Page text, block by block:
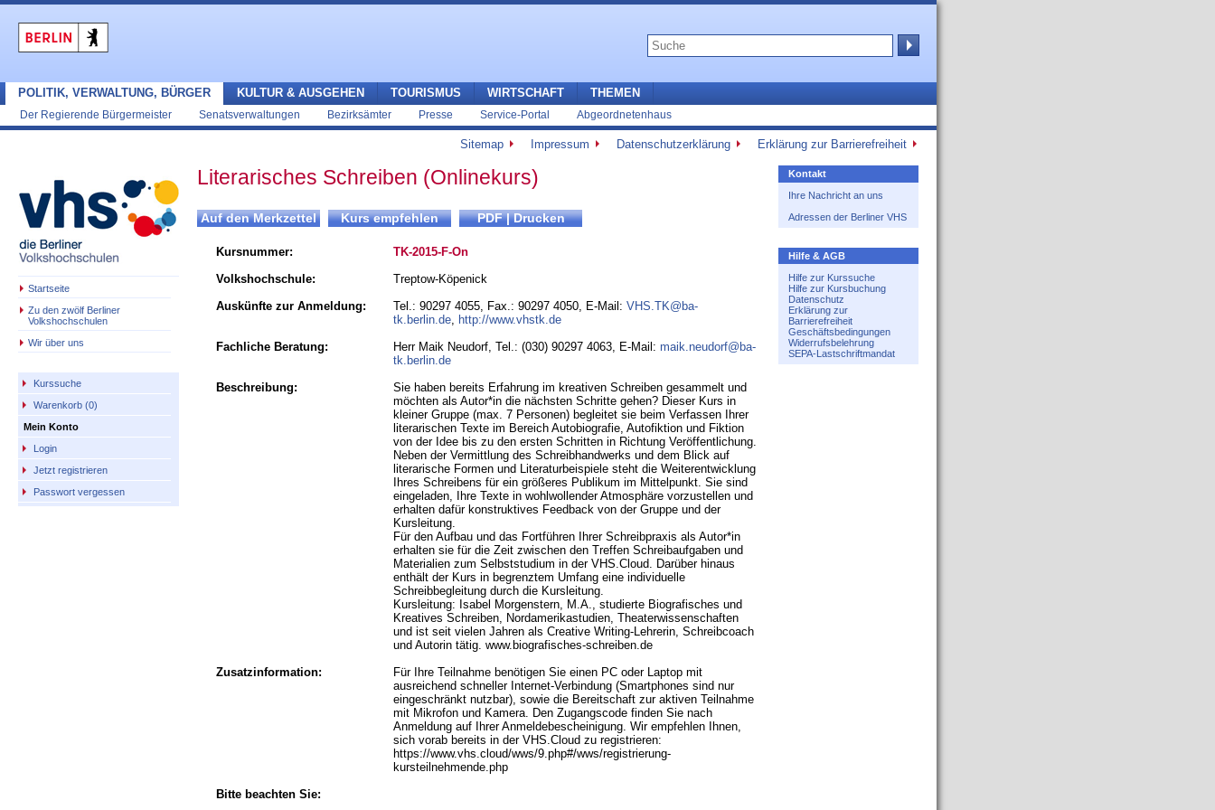
POLITIK, VERWALTUNG, BÜRGER
Der Regierende Bürgermeister Senatsverwaltungen Bezirksämter Presse Service-Portal Abgeordnetenhaus
KULTUR & AUSGEHEN TOURISMUS WIRTSCHAFT THEMEN
Sitemap Impressum Datenschutzerklärung Erklärung zur Barrierefreiheit
Startseite
Zu den zwölf Berliner
Volkshochschulen
Wir über uns
Kurssuche
Warenkorb (0)
Mein Konto
Login
Jetzt registrieren
Passwort vergessen
Kontakt
Ihre Nachricht an uns
Adressen der Berliner VHS
Hilfe & AGB
Hilfe zur Kurssuche
Hilfe zur Kursbuchung
Datenschutz
Erklärung zur
Barrierefreiheit
Geschäftsbedingungen
Widerrufsbelehrung
SEPA-Lastschriftmandat
Literarisches Schreiben (Onlinekurs)
Kursnummer:
TK-2015-F-On
Volkshochschule:
Treptow-Köpenick
Auskünfte zur Anmeldung:
Tel.: 90297 4055, Fax.: 90297 4050, E-Mail: VHS.TK@ba-
tk.berlin.de, http://www.vhstk.de
Fachliche Beratung:
Herr Maik Neudorf, Tel.: (030) 90297 4063, E-Mail: maik.neudorf@ba-
tk.berlin.de
Beschreibung:
Sie haben bereits Erfahrung im kreativen Schreiben gesammelt und
möchten als Autor*in die nächsten Schritte gehen? Dieser Kurs in
kleiner Gruppe (max. 7 Personen) begleitet sie beim Verfassen Ihrer
literarischen Texte im Bereich Autobiografie, Autofiktion und Fiktion
von der Idee bis zu den ersten Schritten in Richtung Veröffentlichung.
Neben der Vermittlung des Schreibhandwerks und dem Blick auf
literarische Formen und Literaturbeispiele steht die Weiterentwicklung
Ihres Schreibens für ein größeres Publikum im Mittelpunkt. Sie sind
eingeladen, Ihre Texte in wohlwollender Atmosphäre vorzustellen und
erhalten dafür konstruktives Feedback von der Gruppe und der
Kursleitung.
Für den Aufbau und das Fortführen Ihrer Schreibpraxis als Autor*in
erhalten sie für die Zeit zwischen den Treffen Schreibaufgaben und
Materialien zum Selbststudium in der VHS.Cloud. Darüber hinaus
enthält der Kurs in begrenztem Umfang eine individuelle
Schreibbegleitung durch die Kursleitung.
Kursleitung: Isabel Morgenstern, M.A., studierte Biografisches und
Kreatives Schreiben, Nordamerikastudien, Theaterwissenschaften
und ist seit vielen Jahren als Creative Writing-Lehrerin, Schreibcoach
und Autorin tätig. www.biografisches-schreiben.de
Zusatzinformation:
Für Ihre Teilnahme benötigen Sie einen PC oder Laptop mit
ausreichend schneller Internet-Verbindung (Smartphones sind nur
eingeschränkt nutzbar), sowie die Bereitschaft zur aktiven Teilnahme
mit Mikrofon und Kamera. Den Zugangscode finden Sie nach
Anmeldung auf Ihrer Anmeldebescheinigung. Wir empfehlen Ihnen,
sich vorab bereits in der VHS.Cloud zu registrieren:
https://www.vhs.cloud/wws/9.php#/wws/registrierung-
kursteilnehmende.php
Bitte beachten Sie: